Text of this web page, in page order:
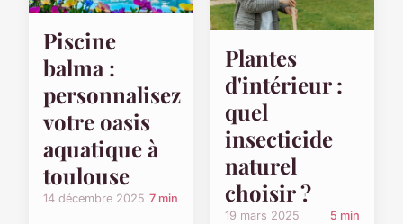
Piscine
balma :
personnalisez
votre oasis
aquatique à
toulouse
14 décembre 2025 7 min
Plantes
d'intérieur :
quel
insecticide
naturel
choisir ?
19 mars 2025 5 min